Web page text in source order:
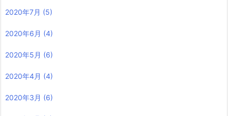
2020年7月 (5)
2020年6月 (4)
2020年5月 (6)
2020年4月 (4)
2020年3月 (6)